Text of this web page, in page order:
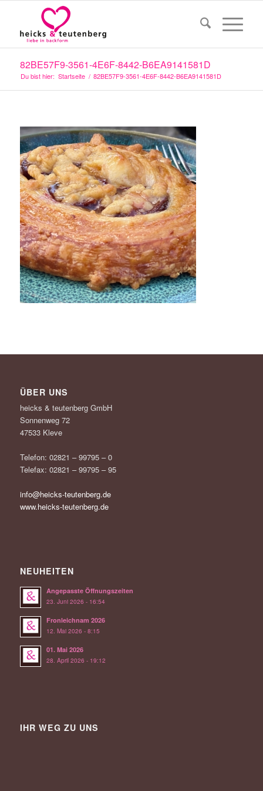
82BE57F9-3561-4E6F-8442-B6EA9141581D
Du bist hier: Startseite / 82BE57F9-3561-4E6F-8442-B6EA9141581D
ÜBER UNS
heicks & teutenberg GmbH
Sonnenweg 72
47533 Kleve
Telefon: 02821 – 99795 – 0
Telefax: 02821 – 99795 – 95
info@heicks-teutenberg.de
www.heicks-teutenberg.de
NEUHEITEN
Angepasste Öffnungszeiten
23. Juni 2026 - 16:54
Fronleichnam 2026
12. Mai 2026 - 8:15
01. Mai 2026
28. April 2026 - 19:12
IHR WEG ZU UNS